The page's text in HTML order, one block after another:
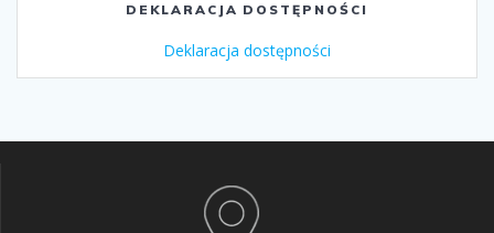
DEKLARACJA DOSTĘPNOŚCI
Deklaracja dostępności